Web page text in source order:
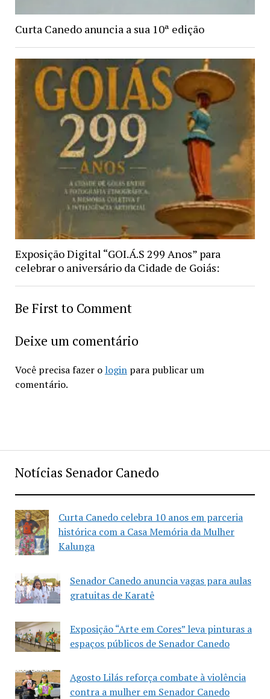
Notícias Senador Canedo
Curta Canedo celebra 10 anos em parceria
histórica com a Casa Memória da Mulher
Kalunga
Senador Canedo anuncia vagas para aulas
gratuitas de Karatê
Exposição “Arte em Cores” leva pinturas a
espaços públicos de Senador Canedo
Agosto Lilás reforça combate à violência
contra a mulher em Senador Canedo
Curta Canedo anuncia a sua 10ª edição
Exposição Digital “GOI.Á.S 299 Anos” para
celebrar o aniversário da Cidade de Goiás:
Be First to Comment
Deixe um comentário
Você precisa fazer o loginpara publicar um
comentário.